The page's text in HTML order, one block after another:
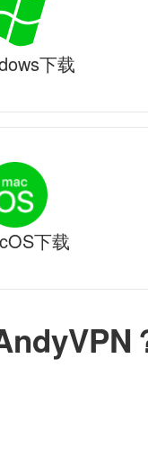
下载
下载